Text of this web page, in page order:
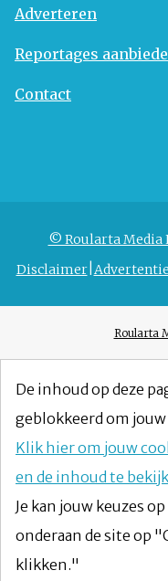
Adverteren
Reportages
Contact
© Roularta Media
Disclaimer
Roularta
De inhoud op deze
geblokkeerd om
Klik hier om jouw
en de inhoud te
Je kan jouw keuzes
onderaan de site op
klikken."